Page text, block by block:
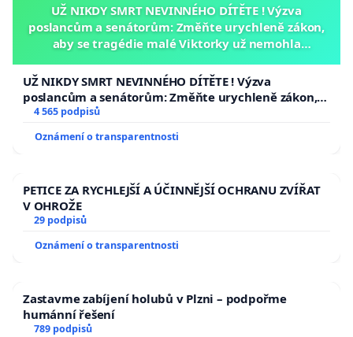
UŽ NIKDY SMRT NEVINNÉHO DÍTĚTE ! Výzva
poslancům a senátorům: Změňte urychleně zákon,
aby se tragédie malé Viktorky už nemohla
UŽ NIKDY SMRT NEVINNÉHO DÍTĚTE ! Výzva
poslancům a senátorům: Změňte urychleně zákon,
aby se tragédie malé Viktorky už nemohla opakovat!
4 565 podpisů
Oznámení o transparentnosti
PETICE ZA RYCHLEJŠÍ A ÚČINNĚJŠÍ OCHRANU ZVÍŘAT
V OHROŽE
29 podpisů
Oznámení o transparentnosti
Zastavme zabíjení holubů v Plzni – podpořme
humánní řešení
789 podpisů